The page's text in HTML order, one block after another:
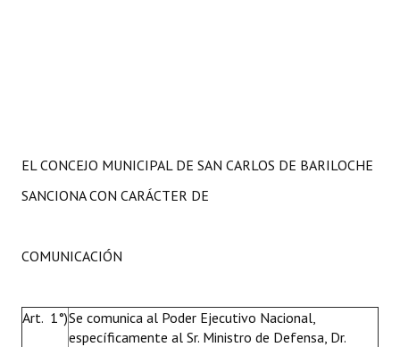
EL CONCEJO MUNICIPAL DE SAN CARLOS DE BARILOCHE
SANCIONA CON CARÁCTER DE
COMUNICACIÓN
Art. 1°)Se comunica al Poder Ejecutivo Nacional,
específicamente al Sr. Ministro de Defensa, Dr.